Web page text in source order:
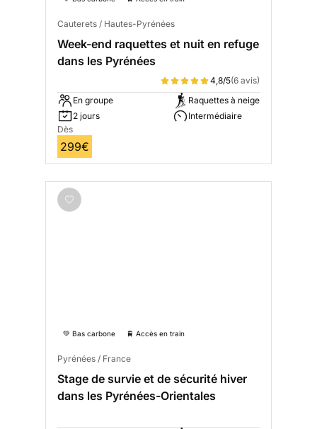
Cauterets / Hautes-Pyrénées
Week-end raquettes et nuit en refuge
dans les Pyrénées
4,8/5(6 avis)
En groupe
2 jours
Raquettes à neige
Intermédiaire
Dès
299€
💚 Bas carbone 🚆 Accès en train
Pyrénées / France
Stage de survie et de sécurité hiver
dans les Pyrénées-Orientales